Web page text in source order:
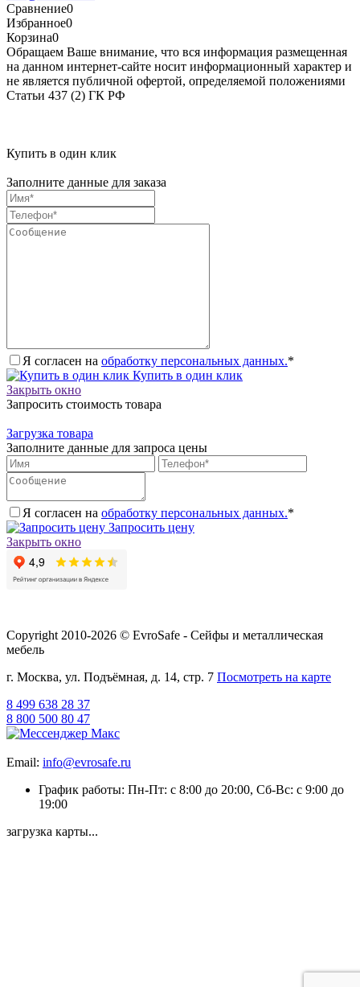
Сравнение0
Избранное0
Корзина0
Обращаем Ваше внимание, что вся информация размещенная
на данном интернет-сайте носит информационный характер и
не является публичной офертой, определяемой положениями
Статьи 437 (2) ГК РФ
Купить в один клик
Заполните данные для заказа
Я согласен на обработку персональных данных.*
Купить в один клик
Закрыть окно
Запросить стоимость товара
Загрузка товара
Заполните данные для запроса цены
Я согласен на обработку персональных данных.*
Запросить цену
Закрыть окно
Copyright 2010-2026 © EvroSafe - Сейфы и металлическая
мебель
г. Москва, ул. Подъёмная, д. 14, стр. 7 Посмотреть на карте
8 499 638 28 37
8 800 500 80 47
Email: info@evrosafe.ru
График работы: Пн-Пт: с 8:00 до 20:00, Сб-Вс: с 9:00 до
19:00
загрузка карты...